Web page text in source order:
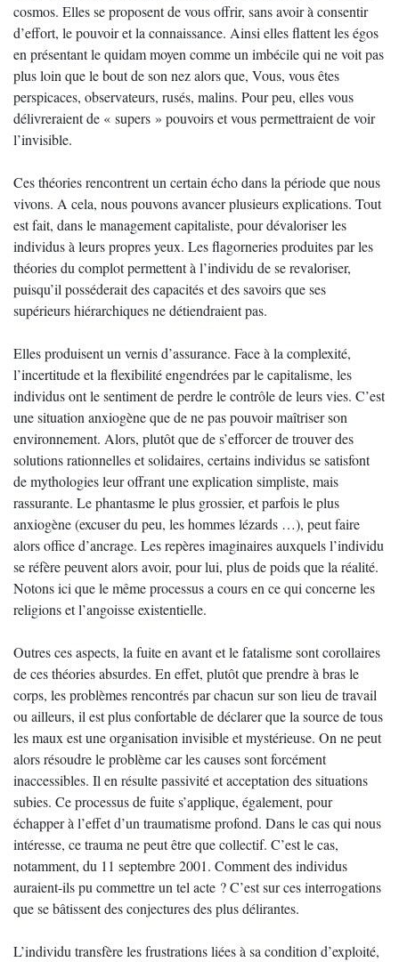
cosmos. Elles se proposent de vous offrir, sans avoir à consentir
d’effort, le pouvoir et la connaissance. Ainsi elles flattent les égos
en présentant le quidam moyen comme un imbécile qui ne voit pas
plus loin que le bout de son nez alors que, Vous, vous êtes
perspicaces, observateurs, rusés, malins. Pour peu, elles vous
délivreraient de « supers » pouvoirs et vous permettraient de voir
l’invisible.
Ces théories rencontrent un certain écho dans la période que nous
vivons. A cela, nous pouvons avancer plusieurs explications. Tout
est fait, dans le management capitaliste, pour dévaloriser les
individus à leurs propres yeux. Les flagorneries produites par les
théories du complot permettent à l’individu de se revaloriser,
puisqu’il posséderait des capacités et des savoirs que ses
supérieurs hiérarchiques ne détiendraient pas.
Elles produisent un vernis d’assurance. Face à la complexité,
l’incertitude et la flexibilité engendrées par le capitalisme, les
individus ont le sentiment de perdre le contrôle de leurs vies. C’est
une situation anxiogène que de ne pas pouvoir maîtriser son
environnement. Alors, plutôt que de s’efforcer de trouver des
solutions rationnelles et solidaires, certains individus se satisfont
de mythologies leur offrant une explication simpliste, mais
rassurante. Le phantasme le plus grossier, et parfois le plus
anxiogène (excuser du peu, les hommes lézards …), peut faire
alors office d’ancrage. Les repères imaginaires auxquels l’individu
se réfère peuvent alors avoir, pour lui, plus de poids que la réalité.
Notons ici que le même processus a cours en ce qui concerne les
religions et l’angoisse existentielle.
Outres ces aspects, la fuite en avant et le fatalisme sont corollaires
de ces théories absurdes. En effet, plutôt que prendre à bras le
corps, les problèmes rencontrés par chacun sur son lieu de travail
ou ailleurs, il est plus confortable de déclarer que la source de tous
les maux est une organisation invisible et mystérieuse. On ne peut
alors résoudre le problème car les causes sont forcément
inaccessibles. Il en résulte passivité et acceptation des situations
subies. Ce processus de fuite s’applique, également, pour
échapper à l’effet d’un traumatisme profond. Dans le cas qui nous
intéresse, ce trauma ne peut être que collectif. C’est le cas,
notamment, du 11 septembre 2001. Comment des individus
auraient-ils pu commettre un tel acte ? C’est sur ces interrogations
que se bâtissent des conjectures des plus délirantes.
L’individu transfère les frustrations liées à sa condition d’exploité,